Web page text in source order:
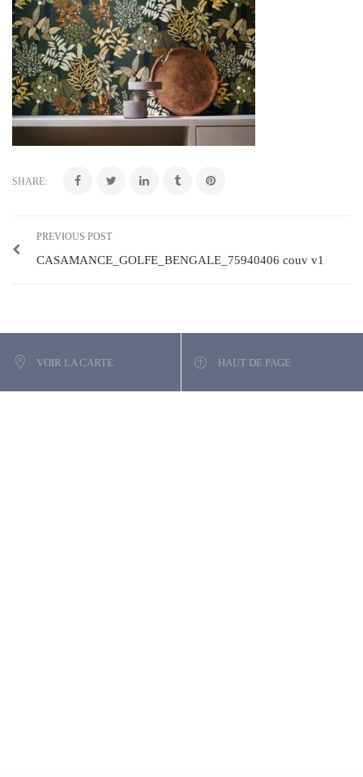
SHARE:
PREVIOUS POST
CASAMANCE_GOLFE_BENGALE_75940406 couv v1
VOIR LA CARTE HAUT DE PAGE